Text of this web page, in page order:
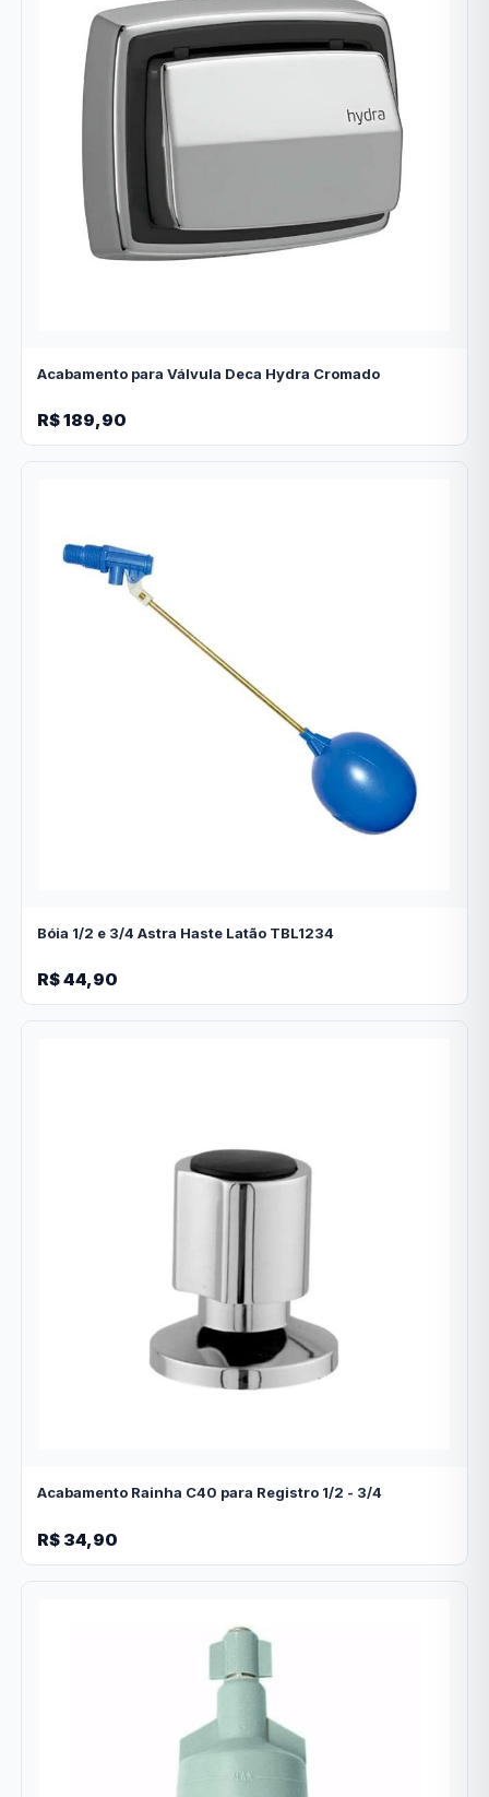
Acabamento para Válvula Deca Hydra Cromado
R$ 189,90
Bóia 1/2 e 3/4 Astra Haste Latão TBL1234
R$ 44,90
Acabamento Rainha C40 para Registro 1/2 - 3/4
R$ 34,90